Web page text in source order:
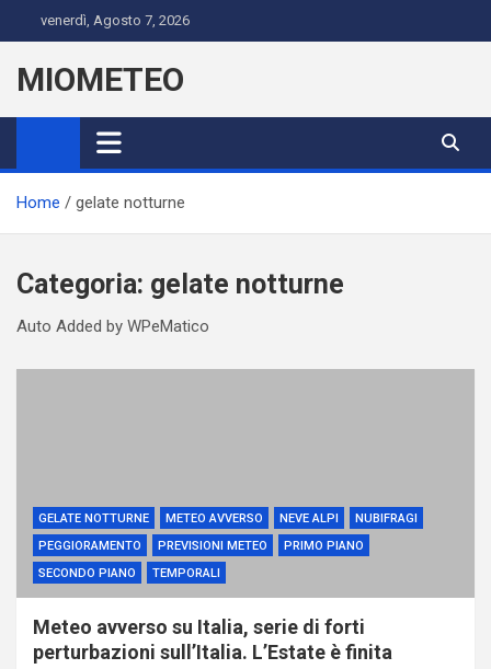
to
content
venerdì, Agosto 7, 2026
MIOMETEO
Home gelate notturne
Categoria: gelate notturne
Auto Added by WPeMatico
GELATE NOTTURNE METEO AVVERSO NEVE ALPI
NUBIFRAGI
PEGGIORAMENTO
PREVISIONI METEO
PRIMO PIANO
SECONDO PIANO
TEMPORALI
Meteo avverso su Italia, serie di forti
perturbazioni sull’Italia. L’Estate è finita